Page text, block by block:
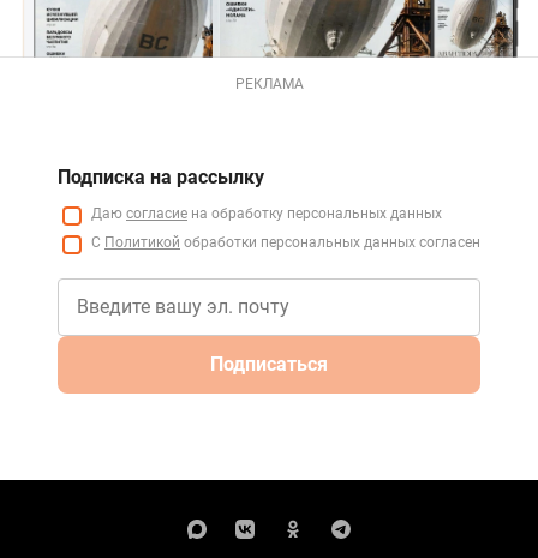
РЕКЛАМА
Подписка на рассылку
Даю согласие на обработку персональных данных
С Политикой обработки персональных данных согласен
Подписаться